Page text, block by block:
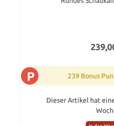
P 239 Bonus
Dieser Artikel hat